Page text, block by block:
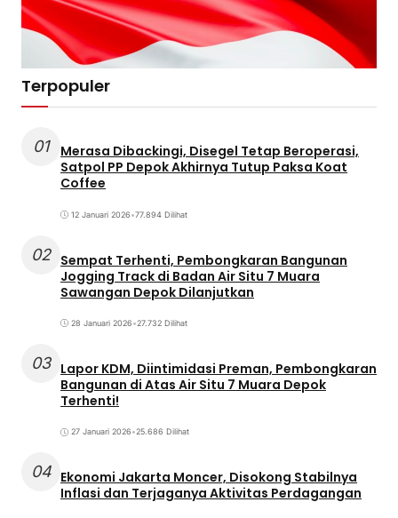
Terpopuler
01
Merasa Dibackingi, Disegel Tetap Beroperasi,
Satpol PP Depok Akhirnya Tutup Paksa Koat
Coffee
12 Januari 2026•77.894 Dilihat
02 Sempat Terhenti, Pembongkaran Bangunan
Jogging Track di Badan Air Situ 7 Muara
Sawangan Depok Dilanjutkan
28 Januari 2026•27.732 Dilihat
03 Lapor KDM, Diintimidasi Preman, Pembongkaran
Bangunan di Atas Air Situ 7 Muara Depok
Terhenti!
27 Januari 2026•25.686 Dilihat
04 Ekonomi Jakarta Moncer, Disokong Stabilnya
Inflasi dan Terjaganya Aktivitas Perdagangan